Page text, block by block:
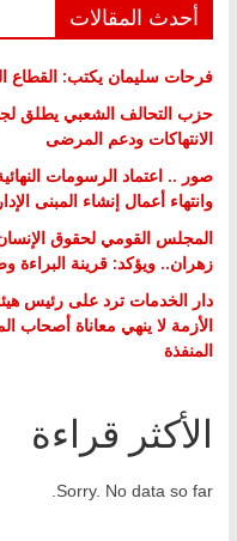
أحدث المقالات
فرحات سليمان يكتب: القطاع
حزب التحالف الشعبي يطلق
الانتهاكات ودعم المرضى
صور .. اعتماد الرسومات
وانتهاء أعمال إنشاء المبنى
المجلس القومي لحقوق
زهران.. ويؤكد: قرينة البراءة
دار الخدمات ترد على رئيس
الأزمة لا ينهي معاناة
المنفذة
الأكثر قراءة
Sorry. No data so far.